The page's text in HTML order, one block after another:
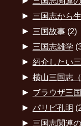
► 三国志から
► 三国故事(2)
► 三国志雑学
► 紹介したい
► 横山三国志
► ブラウザ三
► パリピ孔明
► 三国志関連